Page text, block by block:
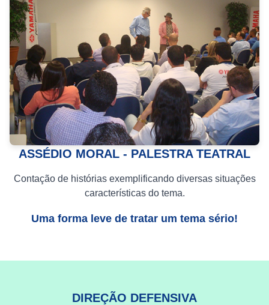
ASSÉDIO MORAL - PALESTRA TEATRAL
Contação de histórias exemplificando diversas situações
características do tema.
Uma forma leve de tratar um tema sério!
DIREÇÃO DEFENSIVA